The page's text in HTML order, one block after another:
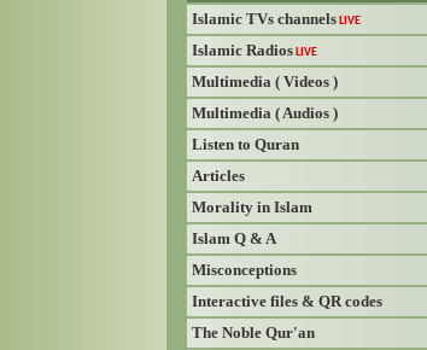
Islamic TVs channels LIVE
Islamic Radios LIVE
Multimedia ( Videos )
Multimedia ( Audios )
Listen to Quran
Articles
Morality in Islam
Islam Q & A
Misconceptions
Interactive files & QR codes
The Noble Qur'an